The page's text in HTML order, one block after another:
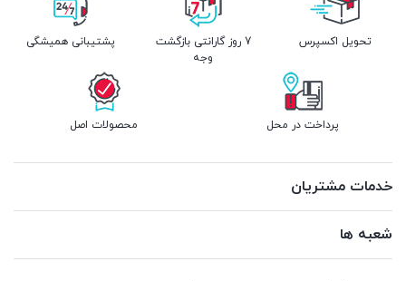
تحویل اکسپرس
7 روز گارانتی بازگشت
وجه
پشتیبانی همیشگی
پرداخت در محل محصولات اصل
خدمات مشتریان
شعبه ها